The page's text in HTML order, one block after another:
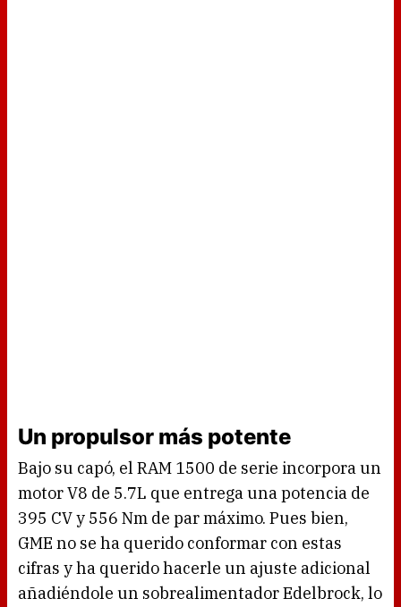
Un propulsor más potente
Bajo su capó, el RAM 1500 de serie incorpora un
motor V8 de 5.7L que entrega una potencia de
395 CV y 556 Nm de par máximo. Pues bien,
GME no se ha querido conformar con estas
cifras y ha querido hacerle un ajuste adicional
añadiéndole un sobrealimentador Edelbrock, lo